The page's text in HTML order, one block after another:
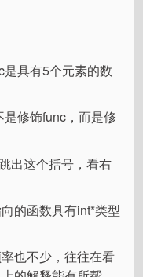
具有5个元素的数
修饰func，而是修
出这个括号，看右
的函数具有int*类型
也不少，往往在看